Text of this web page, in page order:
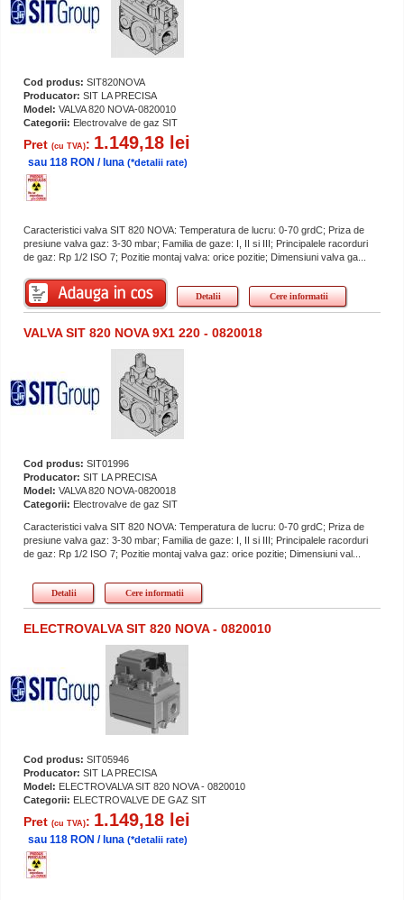
Cod produs: SIT820NOVA
Producator: SIT LA PRECISA
Model: VALVA 820 NOVA-0820010
Categorii: Electrovalve de gaz SIT
Pret (cu TVA): 1.149,18 lei
sau 118 RON / luna (*detalii rate)
Caracteristici valva SIT 820 NOVA: Temperatura de lucru: 0-70 grdC; Priza de
presiune valva gaz: 3-30 mbar; Familia de gaze: I, II si III; Principalele racorduri
de gaz: Rp 1/2 ISO 7; Pozitie montaj valva: orice pozitie; Dimensiuni valva ga...
Detalii Cere informatii
VALVA SIT 820 NOVA 9X1 220 - 0820018
Cod produs: SIT01996
Producator: SIT LA PRECISA
Model: VALVA 820 NOVA-0820018
Categorii: Electrovalve de gaz SIT
Caracteristici valva SIT 820 NOVA: Temperatura de lucru: 0-70 grdC; Priza de
presiune valva gaz: 3-30 mbar; Familia de gaze: I, II si III; Principalele racorduri
de gaz: Rp 1/2 ISO 7; Pozitie montaj valva gaz: orice pozitie; Dimensiuni val...
Detalii Cere informatii
ELECTROVALVA SIT 820 NOVA - 0820010
Cod produs: SIT05946
Producator: SIT LA PRECISA
Model: ELECTROVALVA SIT 820 NOVA - 0820010
Categorii: ELECTROVALVE DE GAZ SIT
Pret (cu TVA): 1.149,18 lei
sau 118 RON / luna (*detalii rate)